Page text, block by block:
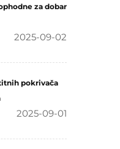
za dobar
2025-09-02
pokrivača
2025-09-01